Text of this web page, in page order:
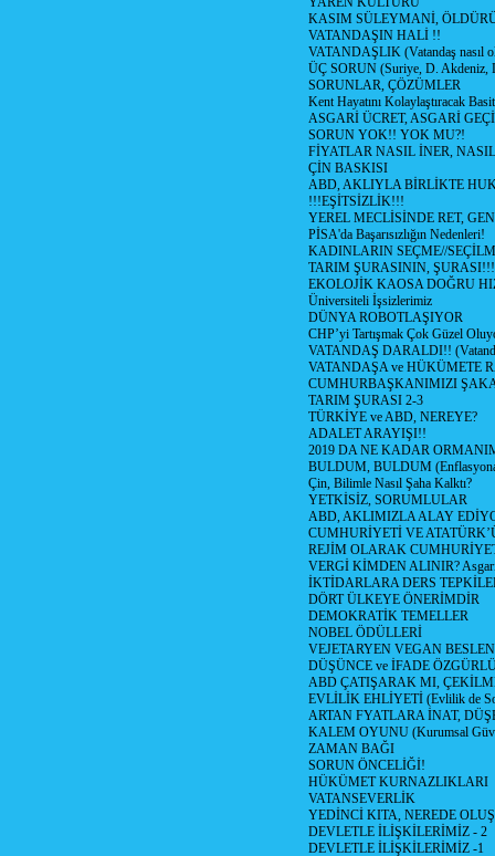
KASIM SÜLEYMANİ,
VATANDAŞIN HALİ !!
VATANDAŞLIK (Vatandaş nasıl
ÜÇ SORUN (Suriye, D. Akdeniz,
SORUNLAR, ÇÖZÜMLER
Kent Hayatını Kolaylaştıracak
ASGARİ ÜCRET, ASGARİ
SORUN YOK!! YOK MU?!
FİYATLAR NASIL İNER,
ÇİN BASKISI
ABD, AKLIYLA BİRLİKTE
!!!EŞİTSİZLİK!!!
YEREL MECLİSİNDE RET,
PİSA'da Başarısızlığın Nedenleri!
KADINLARIN SEÇME//
TARIM ŞURASININ, ŞURASI!!!
EKOLOJİK KAOSA DOĞRU
Üniversiteli İşsizlerimiz
DÜNYA ROBOTLAŞIYOR
CHP’yi Tartışmak Çok Güzel
VATANDAŞ DARALDI!!
VATANDAŞA ve HÜKÜMETE
CUMHURBAŞKANIMIZI
TARIM ŞURASI 2-3
TÜRKİYE ve ABD, NEREYE?
ADALET ARAYIŞI!!
2019 DA NE KADAR
BULDUM, BULDUM
Çin, Bilimle Nasıl Şaha Kalktı?
YETKİSİZ, SORUMLULAR
ABD, AKLIMIZLA ALAY
CUMHURİYETİ VE
REJİM OLARAK
VERGİ KİMDEN ALINIR?
İKTİDARLARA DERS
DÖRT ÜLKEYE ÖNERİMDİR
DEMOKRATİK TEMELLER
NOBEL ÖDÜLLERİ
VEJETARYEN VEGAN
DÜŞÜNCE ve İFADE
ABD ÇATIŞARAK MI,
EVLİLİK EHLİYETİ (Evlilik de
ARTAN FYATLARA İNAT,
KALEM OYUNU (Kurumsal
ZAMAN BAĞI
SORUN ÖNCELİĞİ!
HÜKÜMET KURNAZLIKLARI
VATANSEVERLİK
YEDİNCİ KITA, NEREDE
DEVLETLE İLİŞKİLERİMİZ - 2
DEVLETLE İLİŞKİLERİMİZ -1